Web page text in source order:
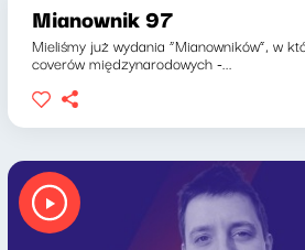
Mianownik 97
Mieliśmy już wydania “Mianowników”, w
coverów międzynarodowych -...